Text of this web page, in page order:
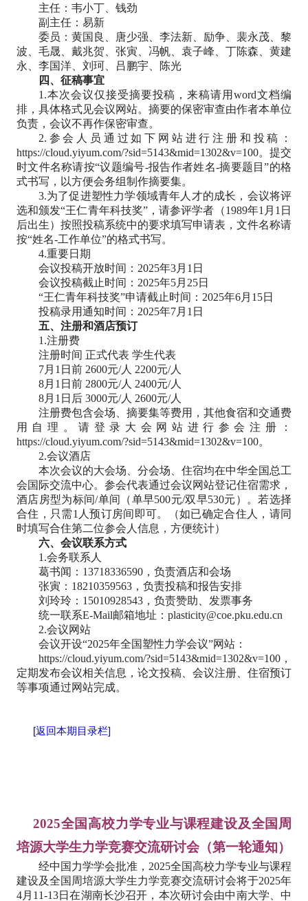
主任：韦小丁、钱劲
副主任：易新
委员：黄国良、唐少强、李法新、励争、裴永茂、黎
波、毛晟、戴兆贺、张寅、冯帆、袁子峰、丁陈森、黄建
永、李国洋、刘珂、吕鹏宇、陈光
四、征稿事宜
1.本次会议仅接受摘要投稿，来稿请用word文档编
排，具体格式见会议网站。摘要的保密审查由作者本单位
负责，会议不再作保密审查。
2.参会人员通过如下网站进行注册和投稿：
https://cloud.yiyum.com/?sid=5143&mid=1302&v=100。提交
时文件名称请按“议题编号-报告作者姓名-摘要题目”的格
式书写，以方便会务组制作摘要集。
3.为了促进塑性力学领域青年人才的成长，会议将评
选和颁发“王仁青年科技奖”，请参评学者（1989年1月1日
后出生）按照投稿系统中的要求填写申请表，文件名称请
按“姓名-工作单位”的格式书写。
4.重要日期
会议投稿开放时间：2025年3月1日
会议投稿截止时间：2025年5月25日
“王仁青年科技奖”申请截止时间：2025年6月15日
投稿录用通知时间：2025年7月1日
五、注册和酒店预订
1.注册费
注册时间 正式代表 学生代表
7月1日前 2600元/人 2200元/人
8月1日前 2800元/人 2400元/人
8月1日后 3000元/人 2600元/人
注册费包含会场、摘要集等费用，其他食宿和交通费
用自理。请登录大会网站进行参会注册：
https://cloud.yiyum.com/?sid=5143&mid=1302&v=100。
2.会议酒店
本次会议的大会场、分会场、住宿均在中华全国总工
会国际交流中心。参会代表通过会议网站登记住宿需求，
酒店房型为标间/单间（单早500元/双早530元）。若选择
合住，只需1人预订房间即可。（如已确定合住人，请同
时填写合住第二位参会人信息，方便统计）
六、会议联系方式
1.会务联系人
葛书闻：13718336590，负责酒店和会场
张寅：18210359563，负责投稿和报告安排
刘玲玲：15010928543，负责赞助、发票事务
统一联系E-Mail邮箱地址：plasticity@coe.pku.edu.cn
2.会议网站
会议开设“2025年全国塑性力学会议”网站：
https://cloud.yiyum.com/?sid=5143&mid=1302&v=100，
定期发布会议相关信息，论文投稿、会议注册、住宿预订
等事项通过网站完成。
[返回本期目录栏]
2025全国高校力学专业与课程建设及全国周
培源大学生力学竞赛交流研讨会（第一轮通知）
经中国力学学会批准，2025全国高校力学专业与课程
建设及全国周培源大学生力学竞赛交流研讨会将于2025年
4月11-13日在湖南长沙召开，本次研讨会由中南大学、中